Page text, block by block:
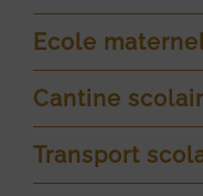
Ecole
Cantine
Transport